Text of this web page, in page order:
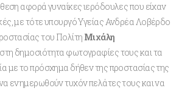
αφορά γυναίκες ιερόδουλες που είχαν
με τότε υπουργό Υγείας Ανδρέα Λοβέρδο
του Πολίτη Μιχάλη
δημοσιότητα φωτογραφίες τους και τα
με το πρόσχημα δήθεν της προστασίας της
ενημερωθούν τυχόν πελάτες τους και να